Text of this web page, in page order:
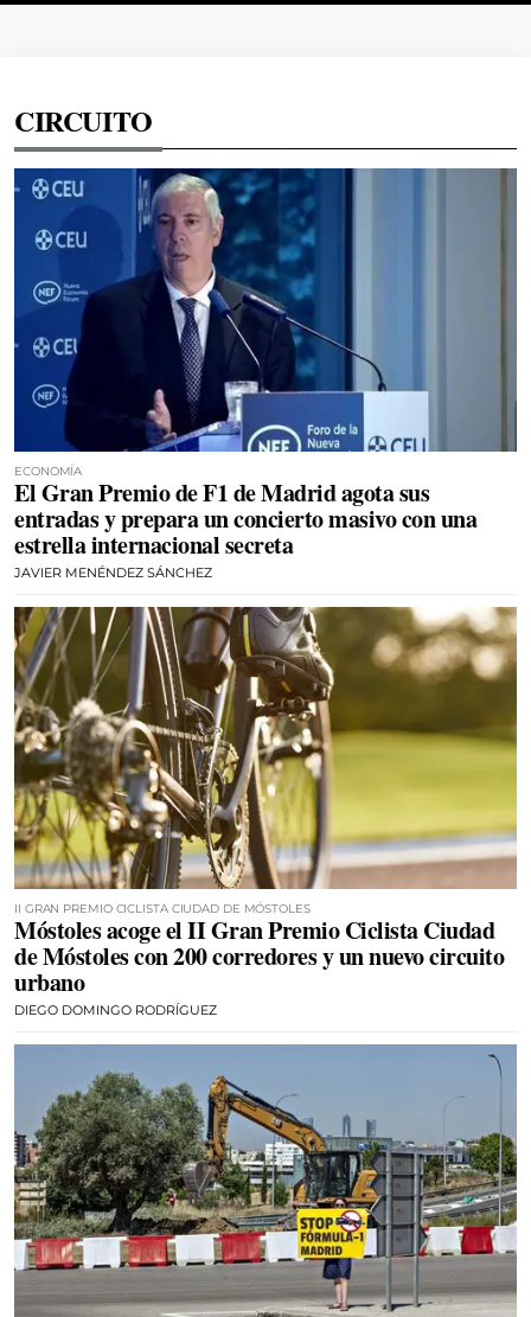
CIRCUITO
ECONOMÍA
El Gran Premio de F1 de Madrid agota sus
entradas y prepara un concierto masivo con una
estrella internacional secreta
JAVIER MENÉNDEZ SÁNCHEZ
II GRAN PREMIO CICLISTA CIUDAD DE MÓSTOLES
Móstoles acoge el II Gran Premio Ciclista Ciudad
de Móstoles con 200 corredores y un nuevo circuito
urbano
DIEGO DOMINGO RODRÍGUEZ